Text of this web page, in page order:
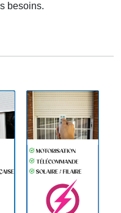
besoins.